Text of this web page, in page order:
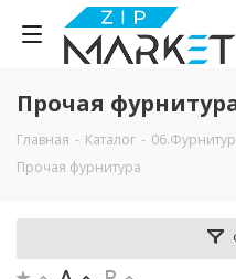
Прочая
Главная - Каталог -
Прочая фурнитура